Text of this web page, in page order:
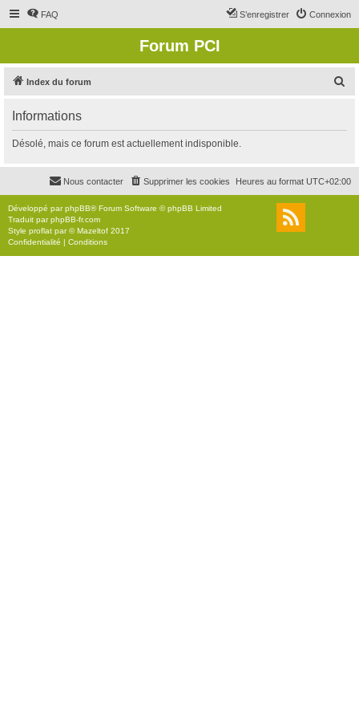
FAQ Connexion
S’enregistrer
Forum PCI
Index du forum
r
c
r
Informations
Désolé, mais ce forum est actuellement indisponible.
Heures au format UTC+02:00
Supprimer les cookies
Nous contacter
Développé parphpBB® Forum Software © phpBB Limited
Traduit parphpBB-fr.com
Style proflat par ©Mazeltof 2017
Confidentialité | Conditions